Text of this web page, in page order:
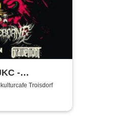
-
Troisdorf
Troisdorf